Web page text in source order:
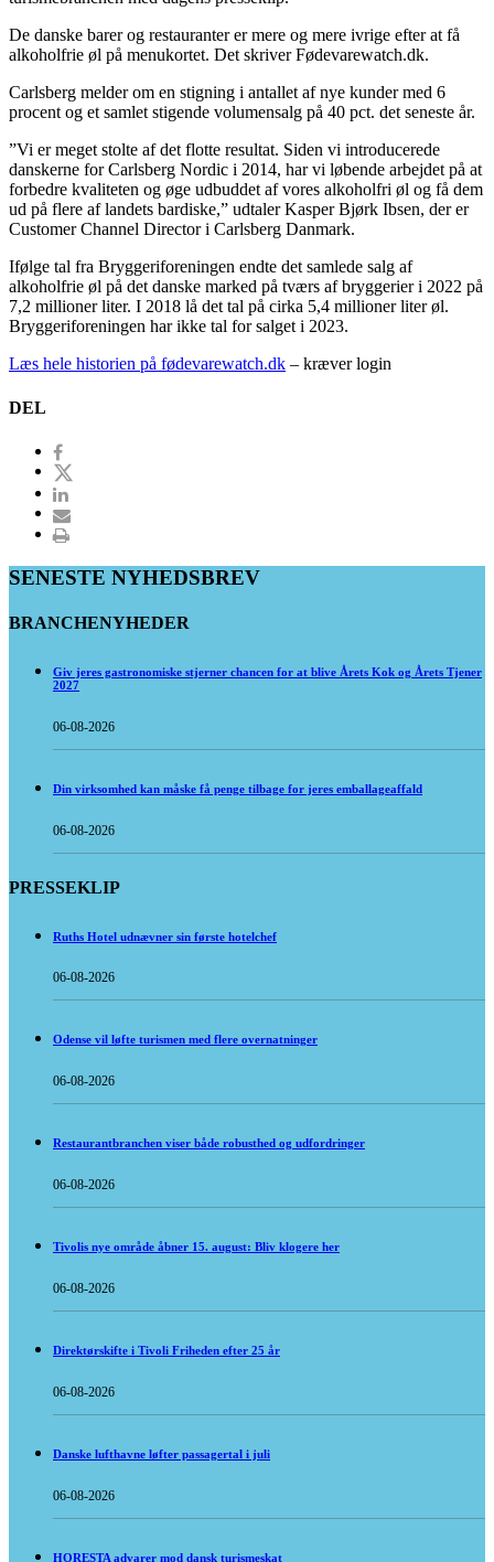
De danske barer og restauranter er mere og mere ivrige efter at få
alkoholfrie øl på menukortet. Det skriver Fødevarewatch.dk.
Carlsberg melder om en stigning i antallet af nye kunder med 6
procent og et samlet stigende volumensalg på 40 pct. det seneste år.
”Vi er meget stolte af det flotte resultat. Siden vi introducerede
danskerne for Carlsberg Nordic i 2014, har vi løbende arbejdet på at
forbedre kvaliteten og øge udbuddet af vores alkoholfri øl og få dem
ud på flere af landets bardiske,” udtaler Kasper Bjørk Ibsen, der er
Customer Channel Director i Carlsberg Danmark.
Ifølge tal fra Bryggeriforeningen endte det samlede salg af
alkoholfrie øl på det danske marked på tværs af bryggerier i 2022 på
7,2 millioner liter. I 2018 lå det tal på cirka 5,4 millioner liter øl.
Bryggeriforeningen har ikke tal for salget i 2023.
Læs hele historien på fødevarewatch.dk – kræver login
DEL
SENESTE NYHEDSBREV
BRANCHENYHEDER
Giv jeres gastronomiske stjerner chancen for at blive Årets Kok og Årets Tjener
2027
06-08-2026
Din virksomhed kan måske få penge tilbage for jeres emballageaffald
06-08-2026
PRESSEKLIP
Ruths Hotel udnævner sin første hotelchef
06-08-2026
Odense vil løfte turismen med flere overnatninger
06-08-2026
Restaurantbranchen viser både robusthed og udfordringer
06-08-2026
Tivolis nye område åbner 15. august: Bliv klogere her
06-08-2026
Direktørskifte i Tivoli Friheden efter 25 år
06-08-2026
Danske lufthavne løfter passagertal i juli
06-08-2026
HORESTA advarer mod dansk turismeskat